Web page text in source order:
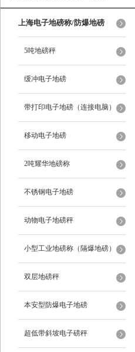
上海电子地磅称/防爆地磅
5吨地磅秤
缓冲电子地磅
带打印电子地磅（连接电脑）
移动电子地磅
2吨耀华地磅称
不锈钢电子地磅
动物电子地磅秤
小型工业地磅称（隔爆地磅）
双层地磅秤
本安型防爆电子地磅
超低带斜坡电子磅秤